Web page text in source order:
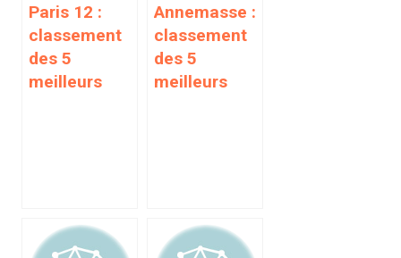
Paris 12 :
classement
des 5
meilleurs
Annemasse :
classement
des 5
meilleurs